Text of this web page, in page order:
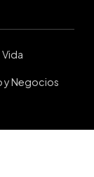
Vida
y Negocios